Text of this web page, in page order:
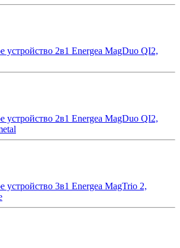
устройство 2в1 Energea MagDuo QI2,
устройство 2в1 Energea MagDuo QI2,
устройство 3в1 Energea MagTrio 2,